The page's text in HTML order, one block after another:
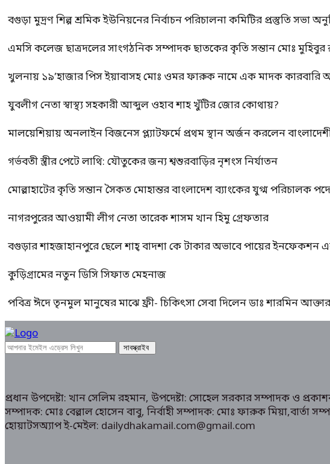
বগুড়া মুদ্রণ শিল্প শ্রমিক ইউনিয়নের নির্বাচন পরিচালনা কমিটির প্রস্তুতি সভা
এমসি কলেজ ছাত্রদলের সাংগঠনিক সম্পাদক ছাতকের কৃতি সন্তান মোঃ মুহিবুর
খুলনায় ১৯’হাজার পিস ইয়াবাসহ মোঃ ওমর ফারুক নামে এক মাদক কারবারি
যুবলীগ নেতা স্বাস্থ্য সহকারী আব্দুল ওহাব শাহ খুঁটির জোর কোথায়?
মালয়েশিয়ায় অনলাইন বিজনেস প্ল্যাটফর্মে প্রথম স্থান অর্জন করলেন
গর্ভবতী স্ত্রীর পেটে লাথি: যৌতুকের জন্য শ্বশুরবাড়ির নৃশংস নির্যাতন
মোল্লাহাটের কৃতি সন্তান সৈকত মোহান্তর বাংলাদেশ ব্যাংকের যুগ্ম পরিচালক
নাগরপুরের আওয়ামী লীগ নেতা তারেক শাসম খান হিমু গ্রেফতার
বগুড়ার শাহজাহানপুরে ছেলে শাহ্ বাদশা কে টাকার অভাবে পায়ের ইনফেকশন
কুড়িগ্রামের নতুন ডিসি সিফাত মেহনাজ
পবিত্র ঈদে তৃনমুল মানুষের মাঝে ফ্রী- চিকিৎসা সেবা দিলেন ডাঃ শারমিন আক্তার
প্রধান উপদেষ্টা: খান সেলিম রহমান, উপদেষ্টা: সোহেল সরকার সম্পাদক ও
সম্পাদক: মোঃ বেল্লাল হোসেন বাবু, নির্বাহী সম্পাদক: মোঃ ফারুক
হোয়াটসঅ্যাপ ই-মেইল: dailydhakamail.com@gmail.com